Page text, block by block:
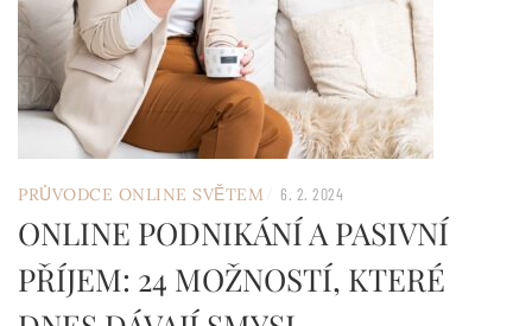
PRŮVODCE ONLINE SVĚTEM 6. 2. 2024
ONLINE PODNIKÁNÍ A PASIVNÍ
PŘÍJEM: 24 MOŽNOSTÍ, KTERÉ